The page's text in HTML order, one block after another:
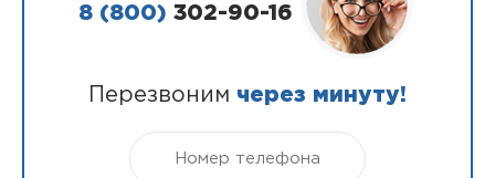
8 (800) 302-90-16
Перезвоним через минуту!